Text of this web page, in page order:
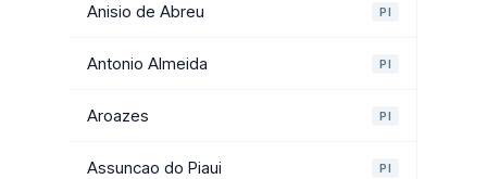
Anisio de Abreu PI
Antonio Almeida PI
Aroazes PI
Assuncao do Piaui PI